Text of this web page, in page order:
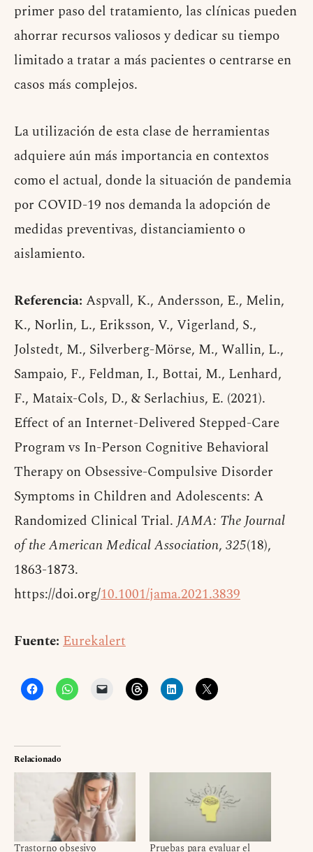
primer paso del tratamiento, las clínicas pueden
ahorrar recursos valiosos y dedicar su tiempo
limitado a tratar a más pacientes o centrarse en
casos más complejos.
La utilización de esta clase de herramientas
adquiere aún más importancia en contextos
como el actual, donde la situación de pandemia
por COVID-19 nos demanda la adopción de
medidas preventivas, distanciamiento o
aislamiento.
Referencia: Aspvall, K., Andersson, E., Melin,
K., Norlin, L., Eriksson, V., Vigerland, S.,
Jolstedt, M., Silverberg-Mörse, M., Wallin, L.,
Sampaio, F., Feldman, I., Bottai, M., Lenhard,
F., Mataix-Cols, D., & Serlachius, E. (2021).
Effect of an Internet-Delivered Stepped-Care
Program vs In-Person Cognitive Behavioral
Therapy on Obsessive-Compulsive Disorder
Symptoms in Children and Adolescents: A
Randomized Clinical Trial. JAMA: The Journal
of the American Medical Association, 325(18),
1863-1873.
https://doi.org/10.1001/jama.2021.3839
Fuente: Eurekalert
Relacionado
Trastorno obsesivo
Pruebas para evaluar el